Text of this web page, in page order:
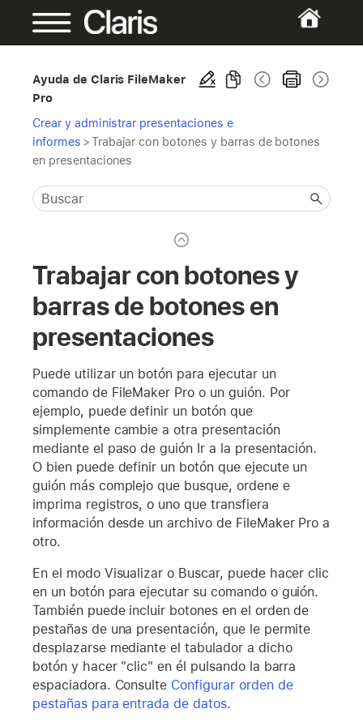
Ayuda de Claris FileMaker
Pro
Crear y administrar presentaciones e
informes >Trabajar con botones y barras de botones
en presentaciones
Trabajar con botones y
barras de botones en
presentaciones
Puede utilizar un botón para ejecutar un
comando de FileMaker Pro o un guión. Por
ejemplo, puede definir un botón que
simplemente cambie a otra presentación
mediante el paso de guión Ir a la presentación.
O bien puede definir un botón que ejecute un
guión más complejo que busque, ordene e
imprima registros, o uno que transfiera
información desde un archivo de FileMaker Pro a
otro.
En el modo Visualizar o Buscar, puede hacer clic
en un botón para ejecutar su comando o guión.
También puede incluir botones en el orden de
pestañas de una presentación, que le permite
desplazarse mediante el tabulador a dicho
botón y hacer "clic" en él pulsando la barra
espaciadora. Consulte Configurar orden de
pestañas para entrada de datos.